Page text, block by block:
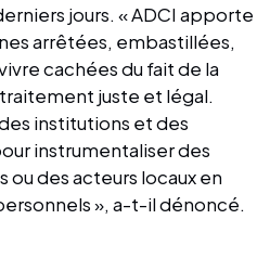
jours. « ADCI apporte
arrêtées, embastillées,
cachées du fait de la
juste et légal.
institutions et des
instrumentaliser des
des acteurs locaux en
», a-t-il dénoncé.